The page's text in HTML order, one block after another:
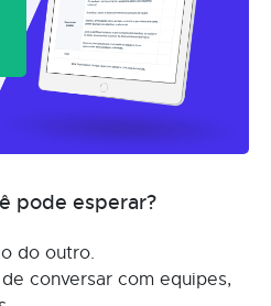
pode esperar?
do outro.
conversar com equipes,